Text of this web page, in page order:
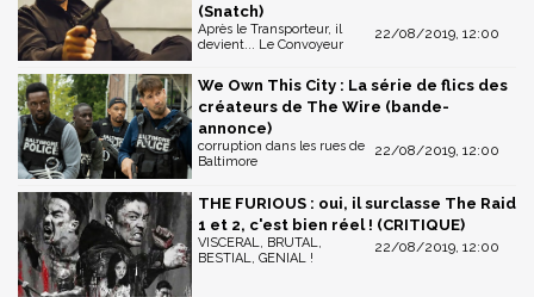
(Snatch)
22/08/2019, 12:00
Après le Transporteur, il
devient... Le Convoyeur
We Own This City : La série de flics des
créateurs de The Wire (bande-
annonce)
22/08/2019, 12:00
corruption dans les rues de
Baltimore
THE FURIOUS : oui, il surclasse The Raid
1 et 2, c'est bien réel ! (CRITIQUE)
22/08/2019, 12:00
VISCERAL, BRUTAL,
BESTIAL, GENIAL !